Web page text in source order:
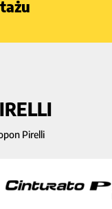
Pirelli